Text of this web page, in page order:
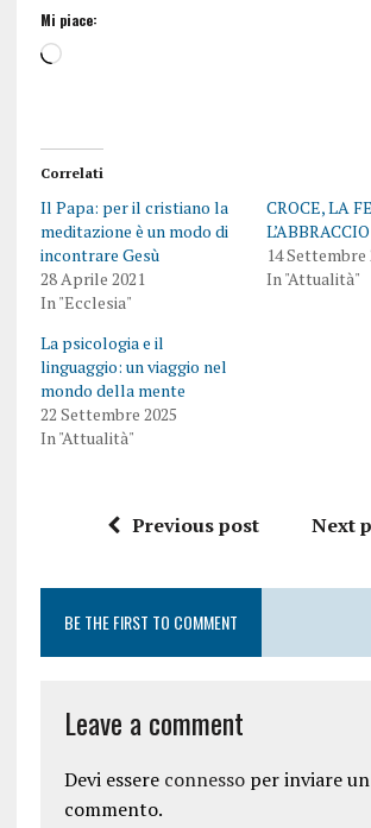
Mi piace:
Correlati
Il Papa: per il cristiano la
meditazione è un modo di
incontrare Gesù
28 Aprile 2021
In "Ecclesia"
CROCE, LA
14 Settembre
In "Attualità"
La psicologia e il
linguaggio: un viaggio nel
mondo della mente
22 Settembre 2025
In "Attualità"
Previous post Next
BE THE FIRST TO COMMENT
Leave a comment
Devi essere connessoper inviare un
commento.